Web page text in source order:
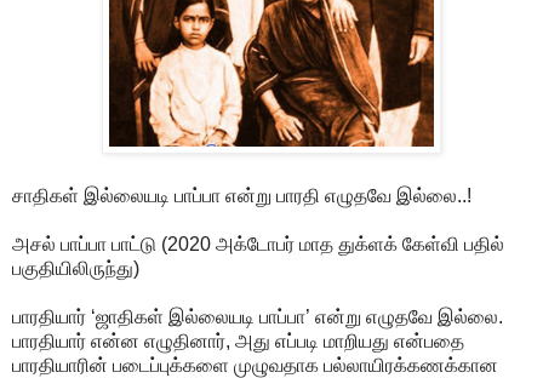
சாதிகள் இல்லையடி பாப்பா என்று பாரதி எழுதவே இல்லை..!
அசல் பாப்பா பாட்டு (2020 அக்டோபர் மாத துக்ளக் கேள்வி பதில்
பகுதியிலிருந்து)
பாரதியார் ‘ஜாதிகள் இல்லையடி பாப்பா’ என்று எழுதவே இல்லை.
பாரதியார் என்ன எழுதினார், அது எப்படி மாறியது என்பதை
பாரதியாரின் படைப்புக்களை முழுவதாக பல்லாயிரக்கணக்கான